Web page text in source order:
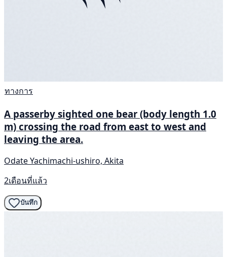
ทางการ
A passerby sighted one bear (body length 1.0
m) crossing the road from east to west and
leaving the area.
Odate Yachimachi-ushiro, Akita
2เดือนที่แล้ว
บันทึก